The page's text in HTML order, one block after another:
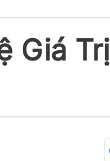
Giá Trị